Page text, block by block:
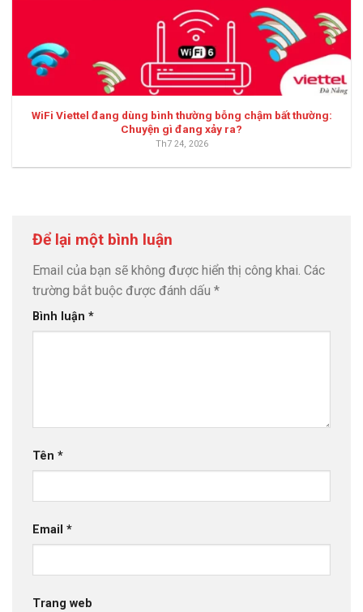
WiFi Viettel đang dùng bình thường bỗng chậm bất thường:
Chuyện gì đang xảy ra?
Th7 24, 2026
Để lại một bình luận
Email của bạn sẽ không được hiển thị công khai. Các
trường bắt buộc được đánh dấu *
Bình luận *
Tên *
Email *
Trang web